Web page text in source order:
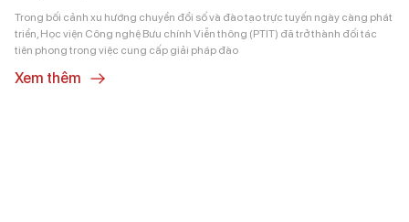
Trong bối cảnh xu hướng chuyển đổi số và đào tạo trực tuyến ngày càng phát
triển, Học viện Công nghệ Bưu chính Viễn thông (PTIT) đã trở thành đối tác
tiên phong trong việc cung cấp giải pháp đào
Xem thêm